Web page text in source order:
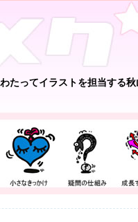
たってイラストを担当する